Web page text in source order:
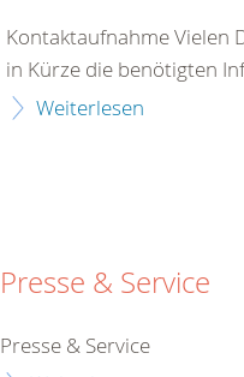
Kontaktaufnahme Vielen
in Kürze die benötigten
Weiterlesen
Presse & Service
Presse & Service